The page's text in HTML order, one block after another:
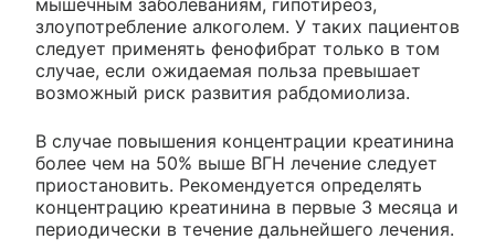
мышечным заболеваниям, гипотиреоз,
злоупотребление алкоголем. У таких пациентов
следует применять фенофибрат только в том
случае, если ожидаемая польза превышает
возможный риск развития рабдомиолиза.
В случае повышения концентрации креатинина
более чем на 50% выше ВГН лечение следует
приостановить. Рекомендуется определять
концентрацию креатинина в первые 3 месяца и
периодически в течение дальнейшего лечения.